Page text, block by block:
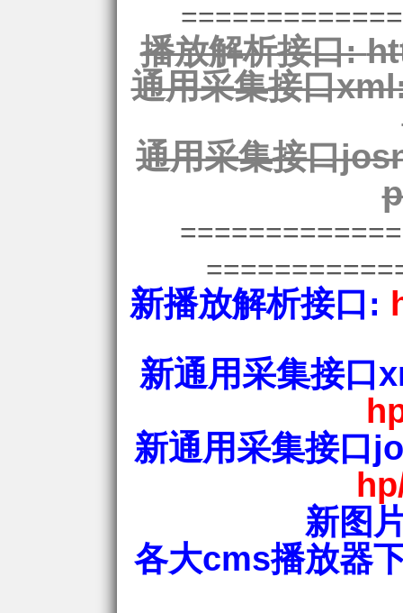
播放解析接口:
通用采集接口
通用采集接口
新播放解析接口:
新通用采集接口
新通用采集接口
新图
各大cms播放器